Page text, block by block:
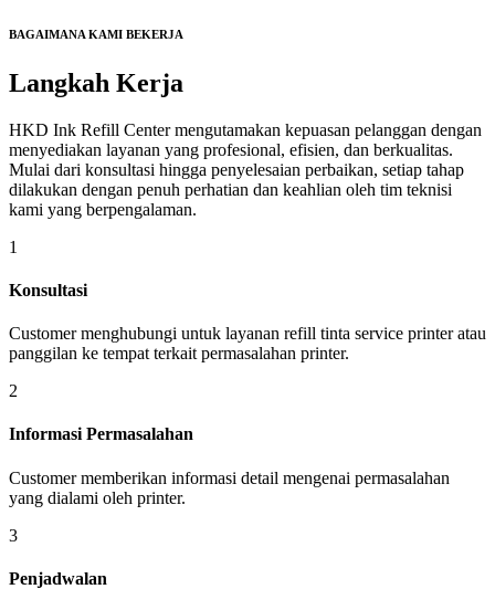
BAGAIMANA KAMI BEKERJA
Langkah Kerja
HKD Ink Refill Center mengutamakan kepuasan pelanggan dengan
menyediakan layanan yang profesional, efisien, dan berkualitas.
Mulai dari konsultasi hingga penyelesaian perbaikan, setiap tahap
dilakukan dengan penuh perhatian dan keahlian oleh tim teknisi
kami yang berpengalaman.
1
Konsultasi
Customer menghubungi untuk layanan refill tinta service printer atau
panggilan ke tempat terkait permasalahan printer.
2
Informasi Permasalahan
Customer memberikan informasi detail mengenai permasalahan
yang dialami oleh printer.
3
Penjadwalan